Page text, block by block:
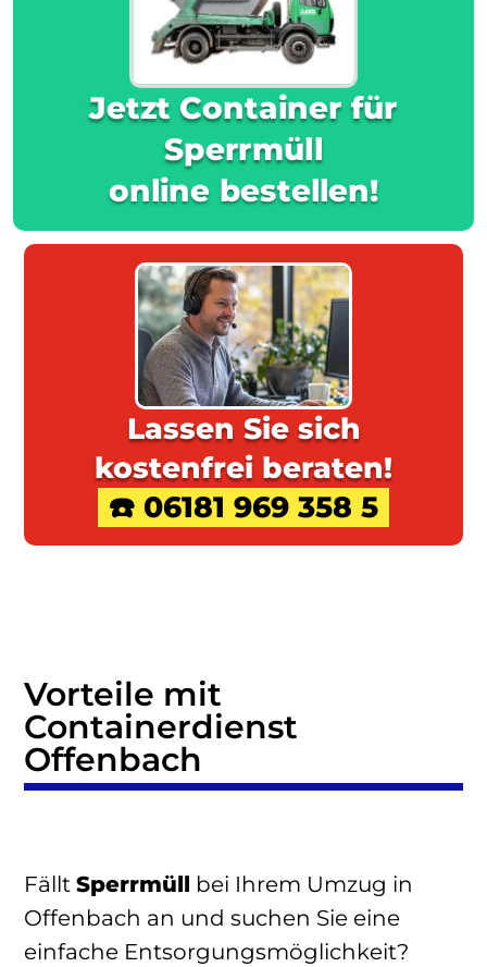
Jetzt Container für
Sperrmüll
online bestellen!
Lassen Sie sich
kostenfrei beraten!
☎️ 06181 969 358 5
Vorteile mit
Containerdienst
Offenbach
Fällt Sperrmüll bei Ihrem Umzug in
Offenbach an und suchen Sie eine
einfache Entsorgungsmöglichkeit?